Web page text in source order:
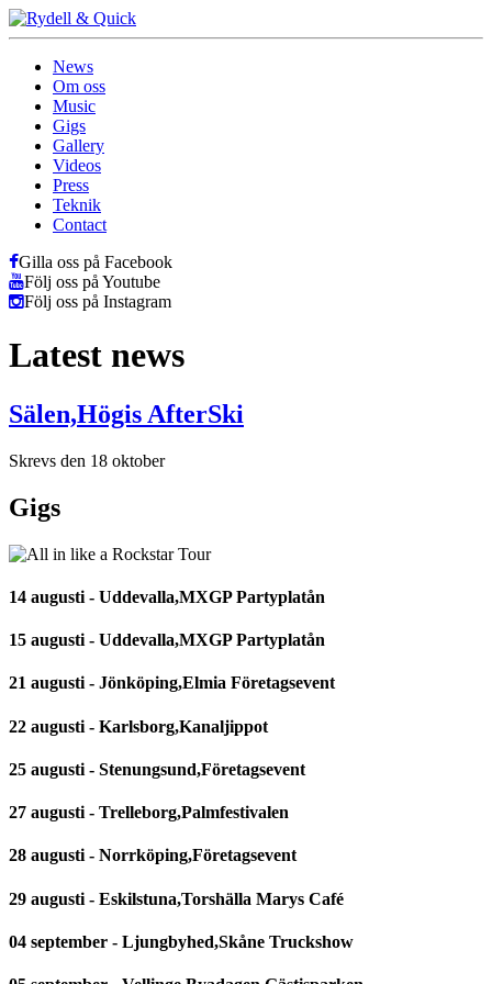
News
Om oss
Music
Gigs
Gallery
Videos
Press
Teknik
Contact
Gilla oss på Facebook
Följ oss på Youtube
Följ oss på Instagram
Latest news
Sälen,Högis AfterSki
Skrevs den 18 oktober
Gigs
14 augusti - Uddevalla,MXGP Partyplatån
15 augusti - Uddevalla,MXGP Partyplatån
21 augusti - Jönköping,Elmia Företagsevent
22 augusti - Karlsborg,Kanaljippot
25 augusti - Stenungsund,Företagsevent
27 augusti - Trelleborg,Palmfestivalen
28 augusti - Norrköping,Företagsevent
29 augusti - Eskilstuna,Torshälla Marys Café
04 september - Ljungbyhed,Skåne Truckshow